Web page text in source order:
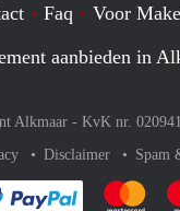
Faq
Voor
aanbieden in
Alkmaar - KvK nr.
Disclaimer Spam
Je rekent Je